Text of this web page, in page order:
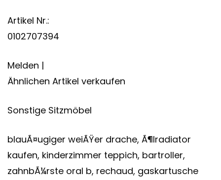
Artikel Nr.:
0102707394
Melden |
Ähnlichen Artikel verkaufen
Sonstige Sitzmöbel
blauÃ¤ugiger weiÃŸer drache, Ã¶lradiator
kaufen, kinderzimmer teppich, bartroller,
zahnbÃ¼rste oral b, rechaud, gaskartusche